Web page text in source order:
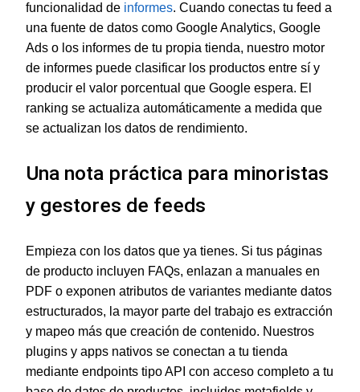
funcionalidad de informes. Cuando conectas tu feed a
una fuente de datos como Google Analytics, Google
Ads o los informes de tu propia tienda, nuestro motor
de informes puede clasificar los productos entre sí y
producir el valor porcentual que Google espera. El
ranking se actualiza automáticamente a medida que
se actualizan los datos de rendimiento.
Una nota práctica para minoristas
y gestores de feeds
Empieza con los datos que ya tienes. Si tus páginas
de producto incluyen FAQs, enlazan a manuales en
PDF o exponen atributos de variantes mediante datos
estructurados, la mayor parte del trabajo es extracción
y mapeo más que creación de contenido. Nuestros
plugins y apps nativos se conectan a tu tienda
mediante endpoints tipo API con acceso completo a tu